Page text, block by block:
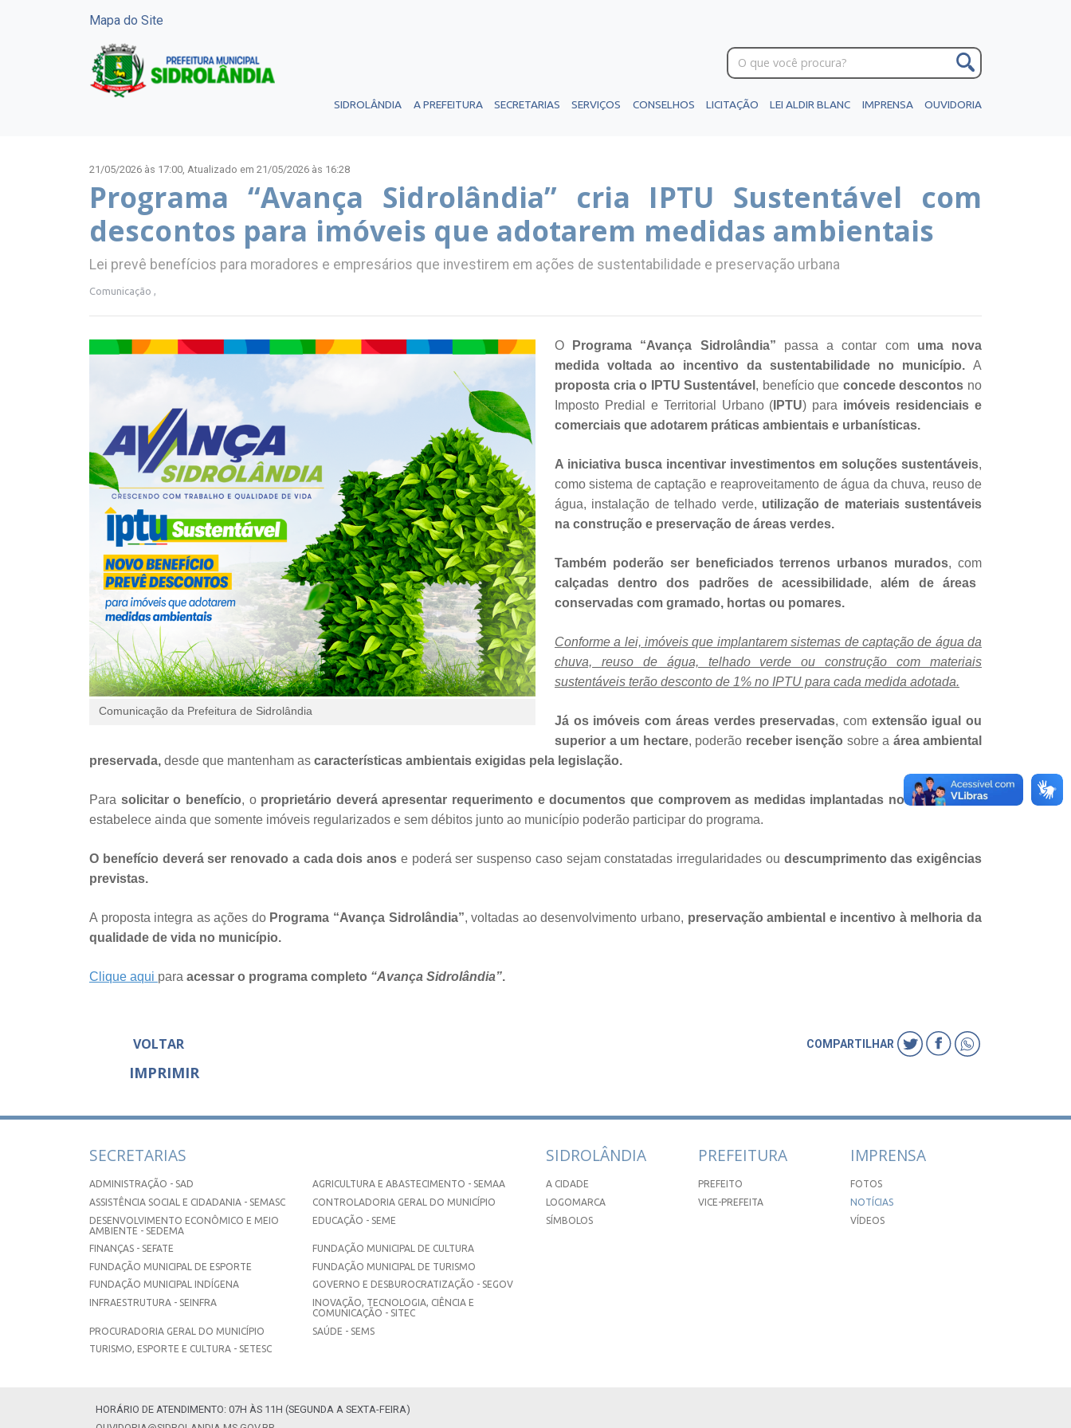
Mapa do Site
SIDROLÂNDIA A PREFEITURA SECRETARIAS SERVIÇOS CONSELHOS LICITAÇÃO LEI ALDIR BLANC IMPRENSA OUVIDORIA
21/05/2026 às 17:00, Atualizado em 21/05/2026 às 16:28
Programa “Avança Sidrolândia” cria IPTU Sustentável com
descontos para imóveis que adotarem medidas ambientais
Lei prevê benefícios para moradores e empresários que investirem em ações de sustentabilidade e preservação urbana
Comunicação ,
Comunicação da Prefeitura de Sidrolândia
O Programa “Avança Sidrolândia” passa a contar com uma nova
medida voltada ao incentivo da sustentabilidade no município. A
proposta cria o IPTU Sustentável , benefício que concede descontos no
Imposto Predial e Territorial Urbano ( IPTU) para imóveis residenciais e
comerciais que adotarem práticas ambientais e urbanísticas.
A iniciativa busca incentivar investimentos em soluções sustentáveis,
como sistema de captação e reaproveitamento de água da chuva, reuso de
água, instalação de telhado verde, utilização de materiais sustentáveis
na construção e preservação de áreas verdes.
Também poderão ser beneficiados terrenos urbanos murados, com
calçadas dentro dos padrões de acessibilidade,além de áreas
conservadas com gramado, hortas ou pomares.
Conforme a lei, imóveis que implantarem sistemas de captação de água da
chuva, reuso de água, telhado verde ou construção com materiais
sustentáveis terão desconto de 1% no IPTU para cada medida adotada.
Já os imóveis com áreas verdes preservadas, com extensão igual ou
superior a um hectare, poderão receber isenção sobre a área ambiental
preservada, desde que mantenham as características ambientais exigidas pela legislação.
Para solicitar o benefício, oproprietário deverá apresentar requerimento e documentos que comprovem as medidas implantadas no imóvel.A lei
estabelece ainda que somente imóveis regularizados e sem débitos junto ao município poderão participar do programa.
O benefício deverá ser renovado a cada dois anos e poderá ser suspenso caso sejam constatadas irregularidades ou descumprimento das exigências
previstas.
A proposta integra as ações doPrograma “Avança Sidrolândia”, voltadas ao desenvolvimento urbano, preservação ambiental e incentivo à melhoria da
qualidade de vida no município.
Clique aqui para acessar o programa completo “Avança Sidrolândia”.
VOLTAR
IMPRIMIR
COMPARTILHAR
SECRETARIAS
ADMINISTRAÇÃO - SAD
AGRICULTURA E ABASTECIMENTO - SEMAA
ASSISTÊNCIA SOCIAL E CIDADANIA - SEMASC
CONTROLADORIA GERAL DO MUNICÍPIO
DESENVOLVIMENTO ECONÔMICO E MEIO
AMBIENTE - SEDEMA
EDUCAÇÃO - SEME
FINANÇAS - SEFATE
FUNDAÇÃO MUNICIPAL DE CULTURA
FUNDAÇÃO MUNICIPAL DE ESPORTE
FUNDAÇÃO MUNICIPAL DE TURISMO
FUNDAÇÃO MUNICIPAL INDÍGENA
GOVERNO E DESBUROCRATIZAÇÃO - SEGOV
INFRAESTRUTURA - SEINFRA
INOVAÇÃO, TECNOLOGIA, CIÊNCIA E
COMUNICAÇÃO - SITEC
PROCURADORIA GERAL DO MUNICÍPIO
SAÚDE - SEMS
TURISMO, ESPORTE E CULTURA - SETESC
SIDROLÂNDIA
A CIDADE
LOGOMARCA
SÍMBOLOS
PREFEITURA
PREFEITO
VICE-PREFEITA
IMPRENSA
FOTOS
NOTÍCIAS
VÍDEOS
HORÁRIO DE ATENDIMENTO: 07H ÀS 11H (SEGUNDA A SEXTA-FEIRA)